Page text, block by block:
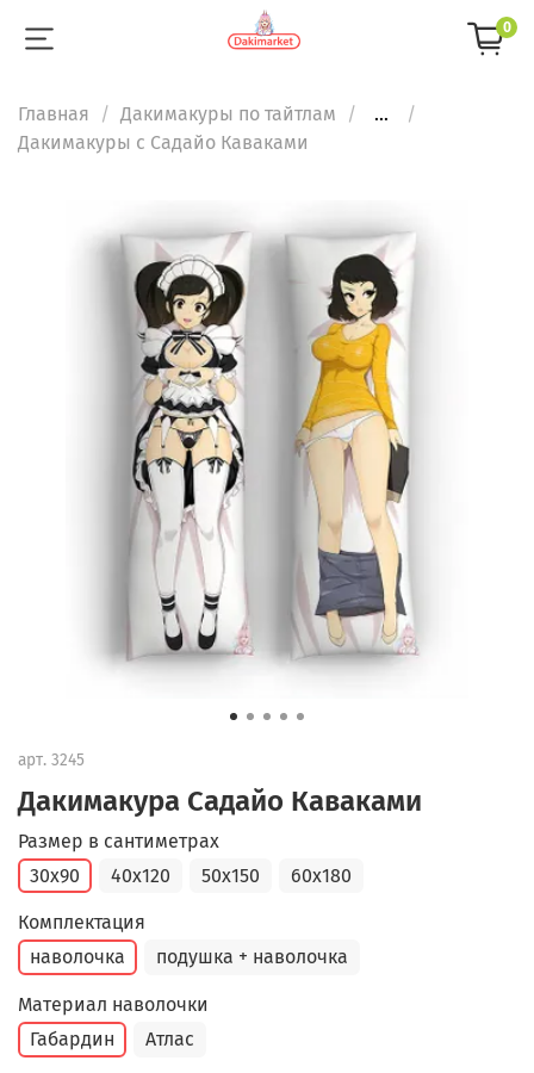
0
Главная Дакимакуры по тайтлам
...
Дакимакуры с Садайо Каваками
арт. 3245
Дакимакура Садайо Каваками
Размер в сантиметрах
30x90
40x120 50x150 60x180
Комплектация
наволочка
подушка + наволочка
Материал наволочки
Габардин
Атлас